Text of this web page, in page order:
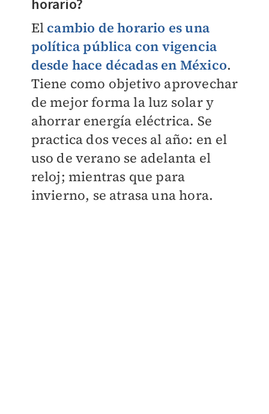
horario?
El cambio de horario es una
política pública con vigencia
desde hace décadas en México.
Tiene como objetivo aprovechar
de mejor forma la luz solar y
ahorrar energía eléctrica. Se
practica dos veces al año: en el
uso de verano se adelanta el
reloj; mientras que para
invierno, se atrasa una hora.